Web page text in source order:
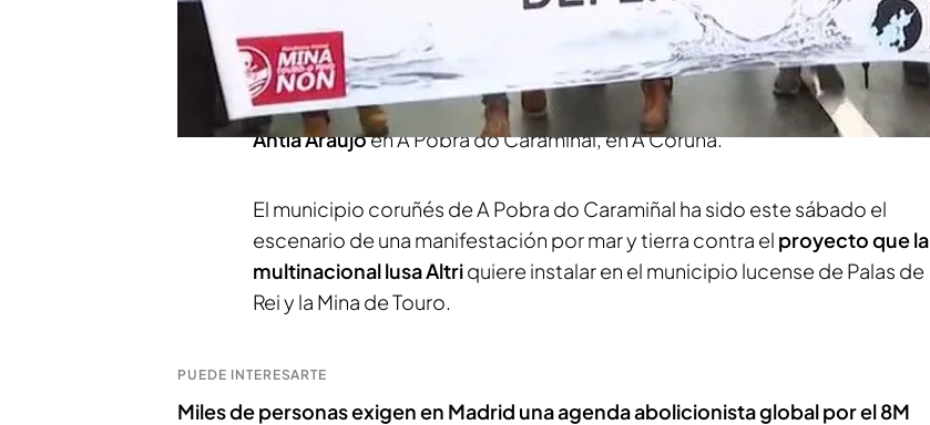
Nueva movilización contra el plan de
construcción de la fábrica de
celulosa en Galicia.
Esta vez, la movilización ha contado con la
participación también de cientos de barcos a pesar de las alertas por
oleaje, como han informado Yolanda Menadas
desde la isla de Arousa y
Antía Araújoen A Pobra do Caramiñal, en A Coruña.
El municipio coruñés de A Pobra do Caramiñal ha sido este sábado el
escenario de una manifestación por mar y tierra contra el proyecto que la
multinacional lusa Altriquiere instalar en el municipio lucense de Palas de
Rei y la Mina de Touro.
PUEDE INTERESARTE
Miles de personas exigen en Madrid una agenda abolicionista global por el 8M